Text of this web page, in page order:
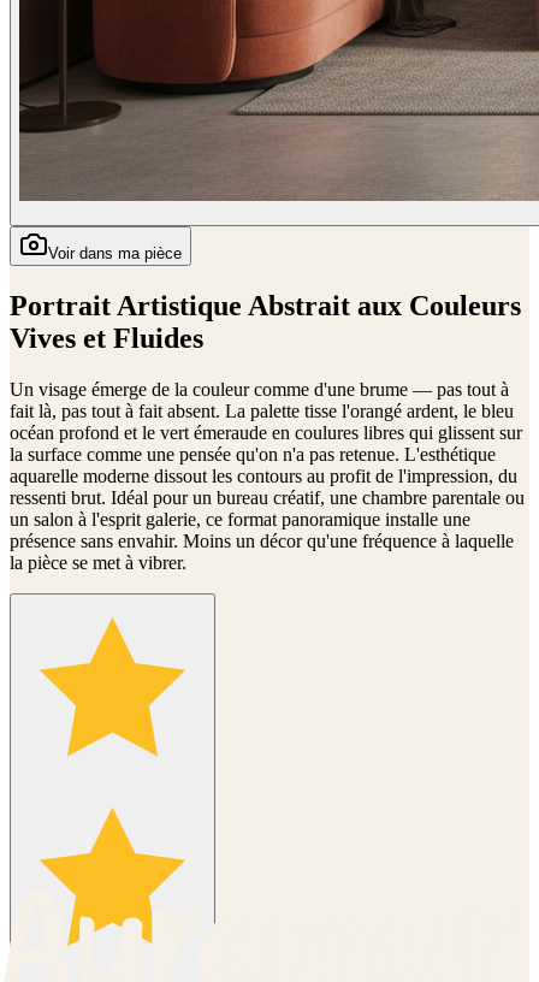
Voir dans ma pièce
Portrait Artistique Abstrait aux Couleurs
Vives et Fluides
Un visage émerge de la couleur comme d'une brume — pas tout à
fait là, pas tout à fait absent. La palette tisse l'orangé ardent, le bleu
océan profond et le vert émeraude en coulures libres qui glissent sur
la surface comme une pensée qu'on n'a pas retenue. L'esthétique
aquarelle moderne dissout les contours au profit de l'impression, du
ressenti brut. Idéal pour un bureau créatif, une chambre parentale ou
un salon à l'esprit galerie, ce format panoramique installe une
présence sans envahir. Moins un décor qu'une fréquence à laquelle
la pièce se met à vibrer.